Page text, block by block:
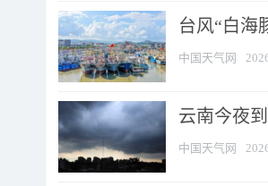
台风“白海
中国天气网
云南今夜
中国天气网